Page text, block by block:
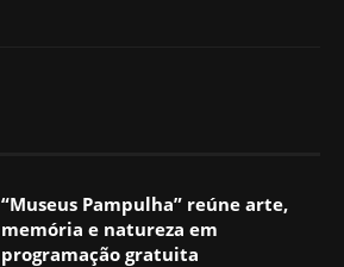
“Museus Pampulha” reúne arte,
memória e natureza em
programação gratuita